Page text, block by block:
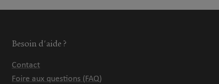
Besoin d'aide ?
Contact
Foire aux questions (FAQ)